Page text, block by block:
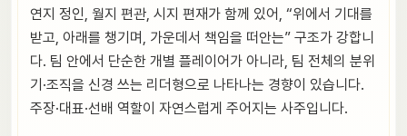
연지 정인, 월지 편관, 시지 편재가 함께 있어, “위에서 기대를
받고, 아래를 챙기며, 가운데서 책임을 떠안는” 구조가 강합니
다. 팀 안에서 단순한 개별 플레이어가 아니라, 팀 전체의 분위
기·조직을 신경 쓰는 리더형으로 나타나는 경향이 있습니다.
주장·대표·선배 역할이 자연스럽게 주어지는 사주입니다.